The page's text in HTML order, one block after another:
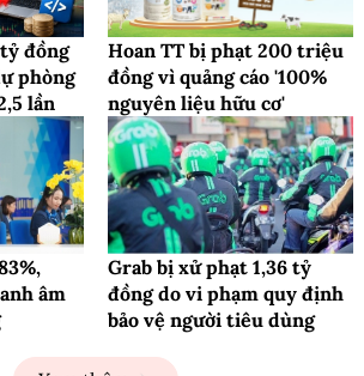
đồng
phòng
lần
Hoan TT bị phạt 200 triệu
đồng vì quảng cáo '100%
nguyên liệu hữu cơ'
âm
Grab bị xử phạt 1,36 tỷ
đồng do vi phạm quy định
bảo vệ người tiêu dùng